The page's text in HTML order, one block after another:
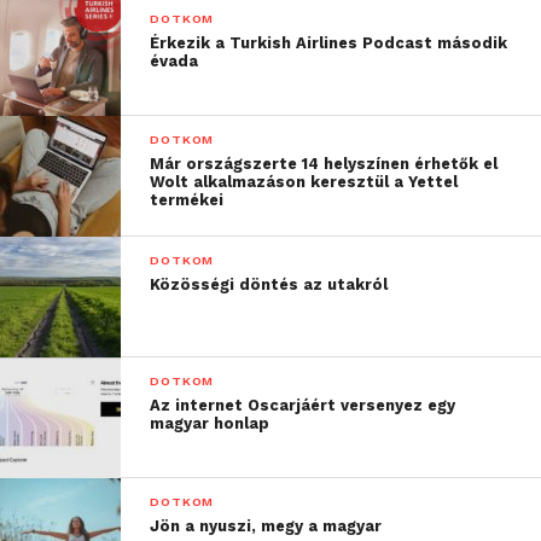
szolgáltatók a jelenlegi hálózatokban az 5G-re való
átálláshoz használhatnak.
DOTKOM
Érkezik a Turkish Airlines Podcast második
évada
DOTKOM
Már országszerte 14 helyszínen érhetők el
Wolt alkalmazáson keresztül a Yettel
termékei
DOTKOM
Közösségi döntés az utakról
DOTKOM
Az internet Oscarjáért versenyez egy
magyar honlap
DOTKOM
Jön a nyuszi, megy a magyar